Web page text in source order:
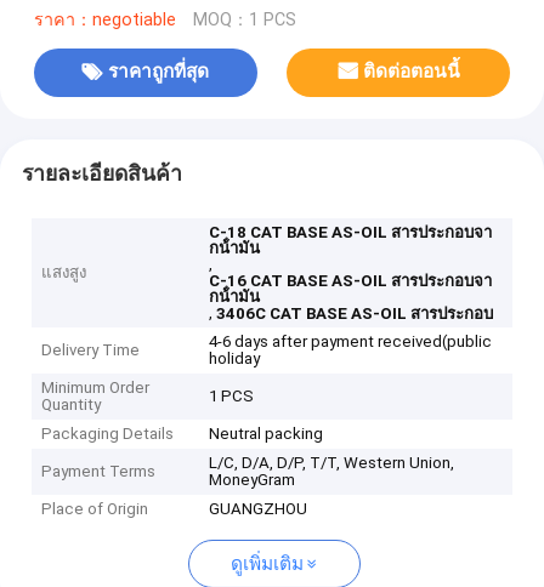
C15
ราคา：negotiable MOQ：1 PCS
ราคาถูกที่สุด ติดต่อตอนนี้
รายละเอียดสินค้า
แสงสูง
C-18 CAT BASE AS-OIL สารประกอบจา
กน้ํามัน
,
C-16 CAT BASE AS-OIL สารประกอบจา
กน้ํามัน
,3406C CAT BASE AS-OIL สารประกอบ
Delivery Time
4-6 days after payment received(public
holiday
Minimum Order
Quantity
1 PCS
Packaging Details Neutral packing
Payment Terms
L/C, D/A, D/P, T/T, Western Union,
MoneyGram
Place of Origin
GUANGZHOU
ดูเพิ่มเติม